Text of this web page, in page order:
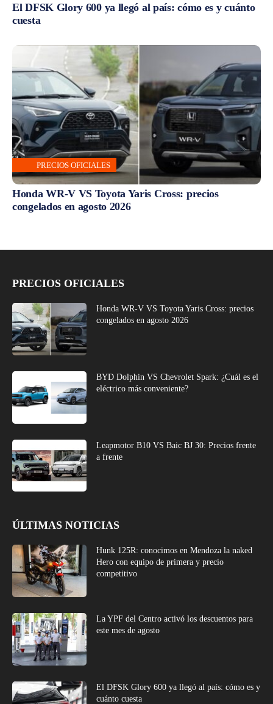
El DFSK Glory 600 ya llegó al país: cómo es y cuánto
cuesta
PRECIOS OFICIALES
Honda WR-V VS Toyota Yaris Cross: precios
congelados en agosto 2026
PRECIOS OFICIALES
Honda WR-V VS Toyota Yaris Cross: precios
congelados en agosto 2026
BYD Dolphin VS Chevrolet Spark: ¿Cuál es el
eléctrico más conveniente?
Leapmotor B10 VS Baic BJ 30: Precios frente
a frente
ÚLTIMAS NOTICIAS
Hunk 125R: conocimos en Mendoza la naked
Hero con equipo de primera y precio
competitivo
La YPF del Centro activó los descuentos para
este mes de agosto
El DFSK Glory 600 ya llegó al país: cómo es y
cuánto cuesta